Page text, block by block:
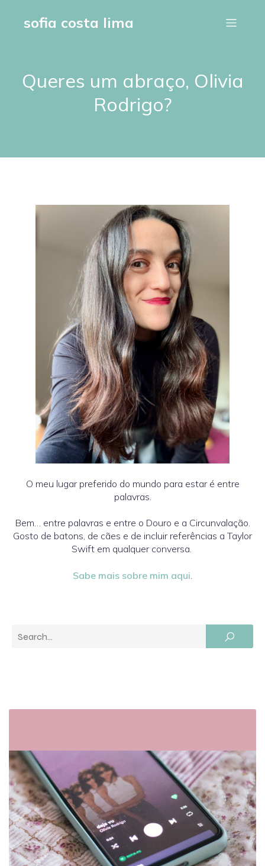
sofia costa lima
Queres um abraço, Olivia
Rodrigo?
O meu lugar preferido do mundo para estar é entre
palavras.
Bem… entre palavras e entre o Douro e a Circunvalação.
Gosto de batons, de cães e de incluir referências a Taylor
Swift em qualquer conversa.
Sabe mais sobre mim aqui.